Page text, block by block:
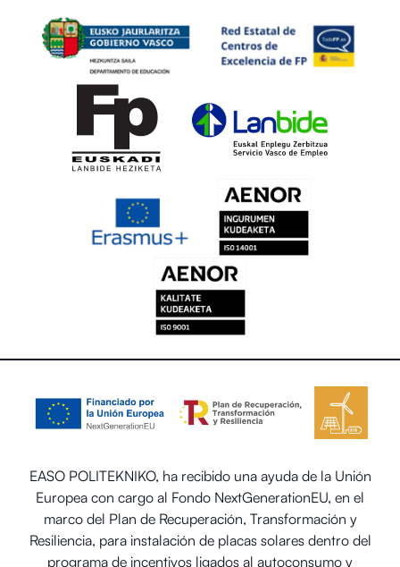
EASO POLITEKNIKO, ha recibido una ayuda de la Unión
Europea con cargo al Fondo NextGenerationEU, en el
marco del Plan de Recuperación, Transformación y
Resiliencia, para instalación de placas solares dentro del
programa de incentivos ligados al autoconsumo y